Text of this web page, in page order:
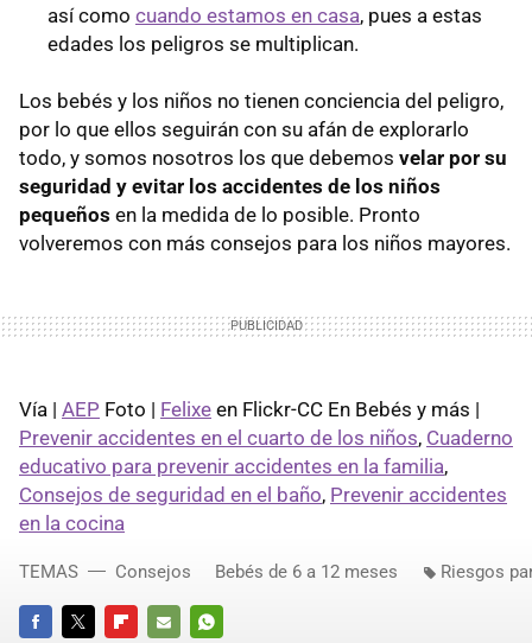
así como cuando estamos en casa, pues a estas
edades los peligros se multiplican.
Los bebés y los niños no tienen conciencia del peligro,
por lo que ellos seguirán con su afán de explorarlo
todo, y somos nosotros los que debemos velar por su
seguridad y evitar los accidentes de los niños
pequeños en la medida de lo posible. Pronto
volveremos con más consejos para los niños mayores.
Vía | AEP Foto | Felixe en Flickr-CC En Bebés y más |
Prevenir accidentes en el cuarto de los niños, Cuaderno
educativo para prevenir accidentes en la familia,
Consejos de seguridad en el baño, Prevenir accidentes
en la cocina
TEMAS Consejos Bebés de 6 a 12 meses Riesgos